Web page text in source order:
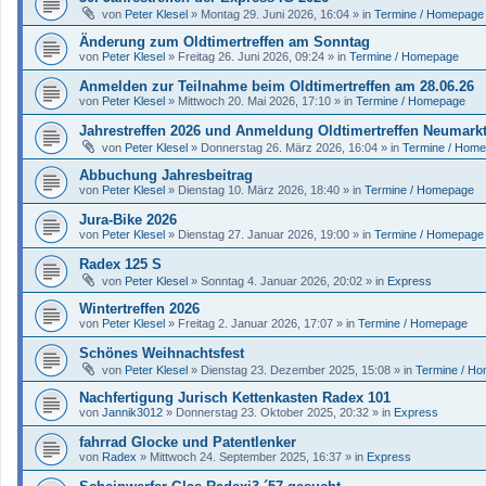
von Peter Klesel » Montag 29. Juni 2026, 16:04 » in Termine / Homepage
Änderung zum Oldtimertreffen am Sonntag
von Peter Klesel » Freitag 26. Juni 2026, 09:24 » in Termine / Homepage
Anmelden zur Teilnahme beim Oldtimertreffen am 28.06.26
von Peter Klesel » Mittwoch 20. Mai 2026, 17:10 » in Termine / Homepage
Jahrestreffen 2026 und Anmeldung Oldtimertreffen Neumarkt
von Peter Klesel » Donnerstag 26. März 2026, 16:04 » in Termine /
Abbuchung Jahresbeitrag
von Peter Klesel » Dienstag 10. März 2026, 18:40 » in Termine / Homepage
Jura-Bike 2026
von Peter Klesel » Dienstag 27. Januar 2026, 19:00 » in Termine / Homepage
Radex 125 S
von Peter Klesel » Sonntag 4. Januar 2026, 20:02 » in Express
Wintertreffen 2026
von Peter Klesel » Freitag 2. Januar 2026, 17:07 » in Termine / Homepage
Schönes Weihnachtsfest
von Peter Klesel » Dienstag 23. Dezember 2025, 15:08 » in Termine /
Nachfertigung Jurisch Kettenkasten Radex 101
von Jannik3012 » Donnerstag 23. Oktober 2025, 20:32 » in Express
fahrrad Glocke und Patentlenker
von Radex » Mittwoch 24. September 2025, 16:37 » in Express